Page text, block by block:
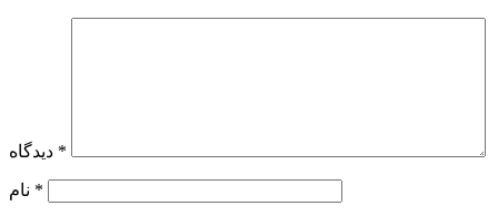
*
*